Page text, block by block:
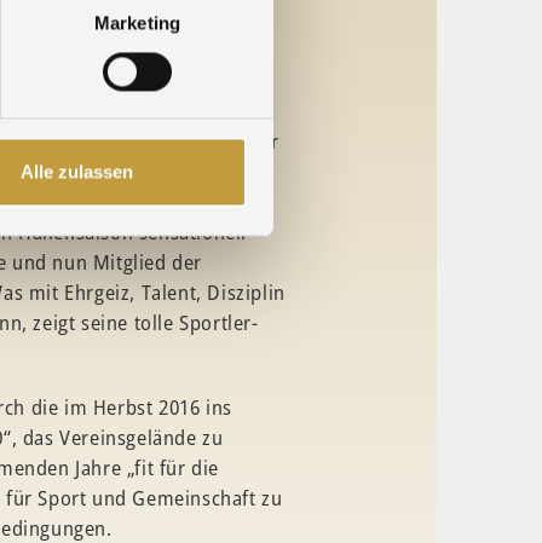
Marketing
Alle zulassen
ist Constantin
Pforzheim kam und seither
integriert wird. Dass auch
zeigt, dass der 18jährige
Hallensaison sensationell
und nun Mitglied der
mit Ehrgeiz, Talent, Disziplin
zeigt seine tolle Sportler-
die im Herbst 2016 ins
das Vereinsgelände zu
Jahre „fit für die
Sport und Gemeinschaft zu